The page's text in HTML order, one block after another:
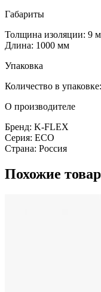
Габариты
Толщина изоляции: 9
Длина: 1000 мм
Упаковка
Количество в
О производителе
Бренд: K-FLEX
Серия: ECO
Страна: Россия
Похожие